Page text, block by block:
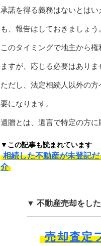
承諾を得る義務はないとは
も、報告はしておきましょう
このタイミングで地主から
ますが、応じる必要はありま
ただし、法定相続人以外の
要になります。
遺贈とは、遺言で特定の方に
▼この記事も読まれています
相続した不動産が未登記
介
▼ 不動産売却をし
売却査定